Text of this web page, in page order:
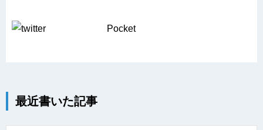
Pocket
最近書いた記事